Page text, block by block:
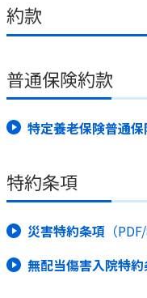
約款
普通保険約款
特定養老保険普通
特約条項
災害特約条項 （
無配当傷害入院特約